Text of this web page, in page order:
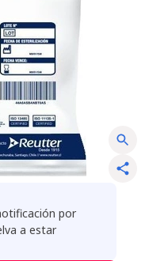
por
a estar